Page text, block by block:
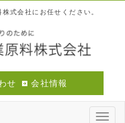
式会社にお任せください。
せ 会社情報